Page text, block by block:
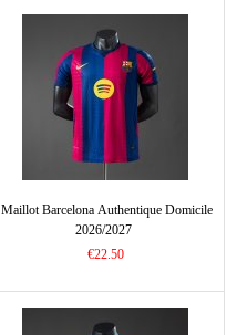
Maillot Barcelona Authentique Domicile
2026/2027
€22.50